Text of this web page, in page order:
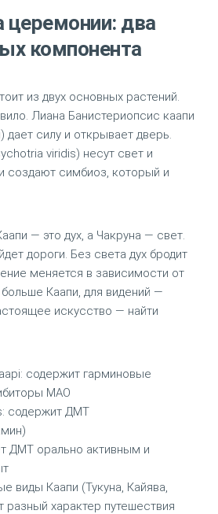
церемонии: два
компонента
из двух основных растений.
Лиана Банистериопсис каапи
дает силу и открывает дверь.
viridis) несут свет и
создают симбиоз, который и
— это дух, а Чакруна — свет.
дороги. Без света дух бродит
меняется в зависимости от
Каапи, для видений —
искусство — найти
содержит гарминовые
МАО
содержит ДМТ
ДМТ орально активным и
виды Каапи (Тукуна, Кайява,
разный характер путешествия